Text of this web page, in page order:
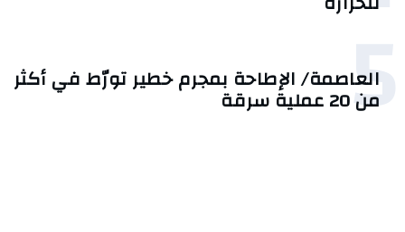
5
العاصمة/ الإطاحة بمجرم خطير تورّط في أكثر
من 20 عملية سرقة